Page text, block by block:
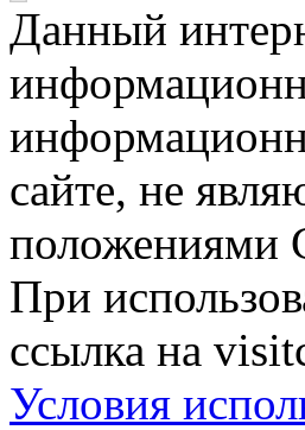
Данный
сайте, не
положениями
При
ссылка на
Условия